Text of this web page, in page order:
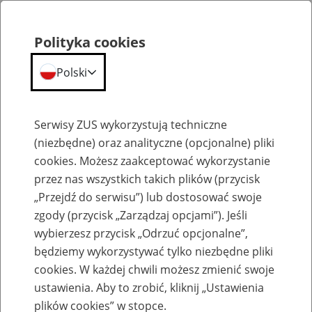
Emerytury
Baza zlikwidowanych lub
przekształconych zakładów pracy
Polityka cookies
Polski
Serwisy ZUS wykorzystują techniczne
(niezbędne) oraz analityczne (opcjonalne) pliki
cookies. Możesz zaakceptować wykorzystanie
przez nas wszystkich takich plików (przycisk
„Przejdź do serwisu”) lub dostosować swoje
zgody (przycisk „Zarządzaj opcjami”). Jeśli
wybierzesz przycisk „Odrzuć opcjonalne”,
będziemy wykorzystywać tylko niezbędne pliki
cookies. W każdej chwili możesz zmienić swoje
ustawienia. Aby to zrobić, kliknij „Ustawienia
plików cookies” w stopce.